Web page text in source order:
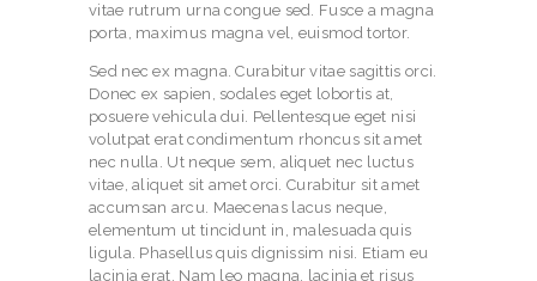
vitae rutrum urna congue sed. Fusce a magna
porta, maximus magna vel, euismod tortor.
Sed nec ex magna. Curabitur vitae sagittis orci.
Donec ex sapien, sodales eget lobortis at,
posuere vehicula dui. Pellentesque eget nisi
volutpat erat condimentum rhoncus sit amet
nec nulla. Ut neque sem, aliquet nec luctus
vitae, aliquet sit amet orci. Curabitur sit amet
accumsan arcu. Maecenas lacus neque,
elementum ut tincidunt in, malesuada quis
ligula. Phasellus quis dignissim nisi. Etiam eu
lacinia erat. Nam leo magna, lacinia et risus